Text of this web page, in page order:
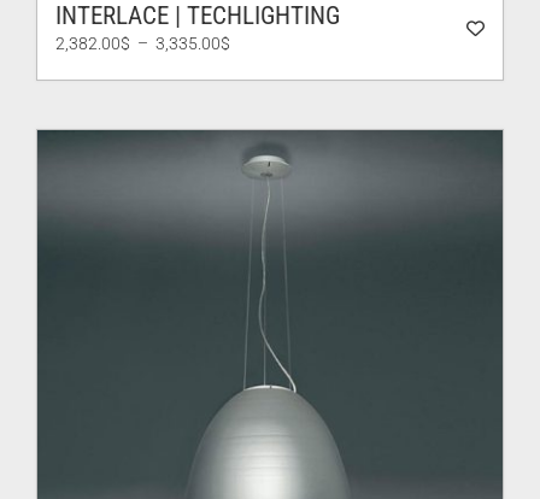
INTERLACE | TECHLIGHTING
2,382.00$ – 3,335.00$
3,335.00$